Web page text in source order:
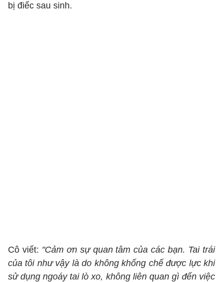
bị điếc sau sinh.
Cô viết: "Cảm ơn sự quan tâm của các bạn. Tai trái
của tôi như vậy là do không khống chế được lực khi
sử dụng ngoáy tai lò xo, không liên quan gì đến việc